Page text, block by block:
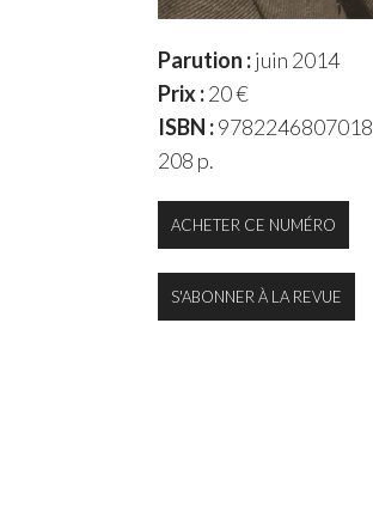
Parution :juin 2014
Prix :20 €
ISBN :9782246807018
208 p.
ACHETER CE NUMÉRO
S'ABONNER À LA REVUE